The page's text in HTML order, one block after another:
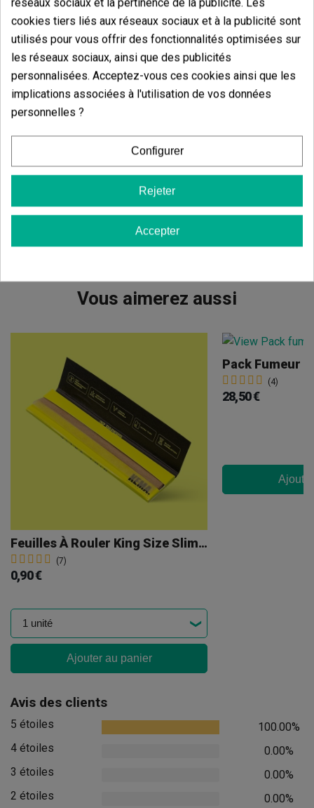
cônes XL. Fabriqué en papier ultra-fin non blanchi
(12,5 gsm), il garantit unecombustion lente et
. Comprend 50 filtres vegans perforés, le tout
dans un format compact et pratique.
Papier à rouler KEMA 200 King Size Slim
Lepapier à rouler KEMA 200 KS Slimest parfait
pour un usage fréquent. Avec
combustion uniforme, il respecte au maximum la
saveur du contenu. Un format économique pensé pour
ceux qui ne veulent pas manquer de papier au
moment crucial.
Découvrez l’univers KEMA avec ce pack incomparable
!
Vous aimerez aussi
Feuilles À Rouler King Size Slim Kema
(7)
0,90 €
Ajouter au panier
Pack Fumeur
(4)
28,50 €
Avis des clients
5 étoiles
100.00%
4 étoiles
0.00%
3 étoiles
0.00%
2 étoiles
0.00%
cookies tiers liés aux réseaux sociaux et à la publicité sont
utilisés pour vous offrir des fonctionnalités optimisées sur
les réseaux sociaux, ainsi que des publicités
personnalisées. Acceptez-vous ces cookies ainsi que les
implications associées à l'utilisation de vos données
personnelles ?
Configurer
Rejeter
Accepter